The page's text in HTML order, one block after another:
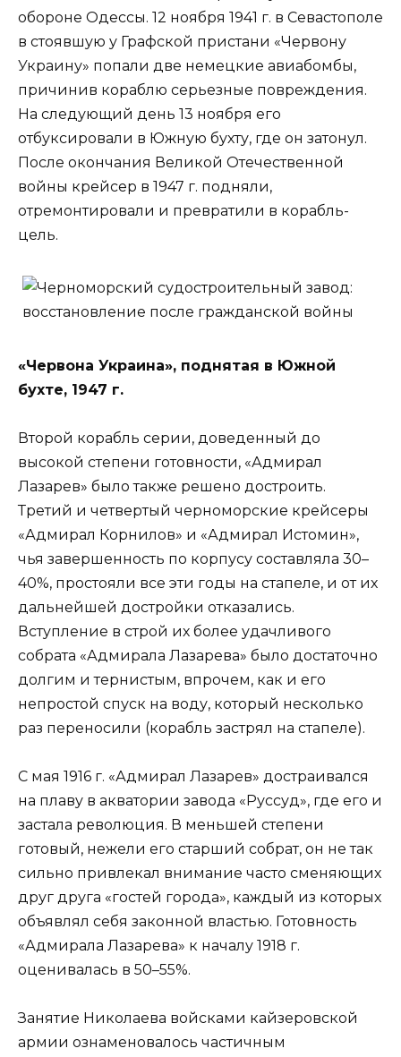
обороне Одессы. 12 ноября 1941 г. в Севастополе
в стоявшую у Графской пристани «Червону
Украину» попали две немецкие авиабомбы,
причинив кораблю серьезные повреждения.
На следующий день 13 ноября его
отбуксировали в Южную бухту, где он затонул.
После окончания Великой Отечественной
войны крейсер в 1947 г. подняли,
отремонтировали и превратили в корабль-
цель.
«Червона Украина», поднятая в Южной
бухте, 1947 г.
Второй корабль серии, доведенный до
высокой степени готовности, «Адмирал
Лазарев» было также решено достроить.
Третий и четвертый черноморские крейсеры
«Адмирал Корнилов» и «Адмирал Истомин»,
чья завершенность по корпусу составляла 30–
40%, простояли все эти годы на стапеле, и от их
дальнейшей достройки отказались.
Вступление в строй их более удачливого
собрата «Адмирала Лазарева» было достаточно
долгим и тернистым, впрочем, как и его
непростой спуск на воду, который несколько
раз переносили (корабль застрял на стапеле).
С мая 1916 г. «Адмирал Лазарев» достраивался
на плаву в акватории завода «Руссуд», где его и
застала революция. В меньшей степени
готовый, нежели его старший собрат, он не так
сильно привлекал внимание часто сменяющих
друг друга «гостей города», каждый из которых
объявлял себя законной властью. Готовность
«Адмирала Лазарева» к началу 1918 г.
оценивалась в 50–55%.
Занятие Николаева войсками кайзеровской
армии ознаменовалось частичным